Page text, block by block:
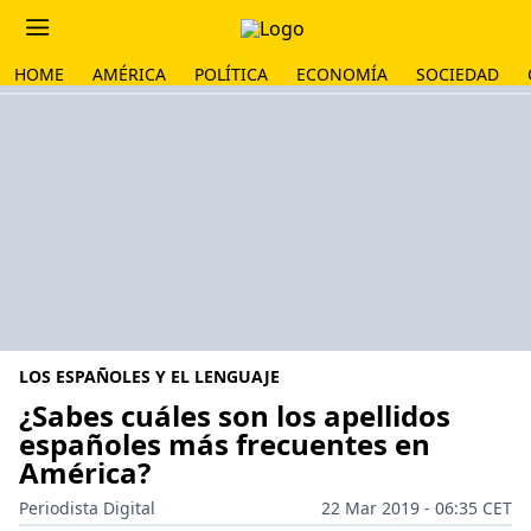
HOME AMÉRICA POLÍTICA ECONOMÍA SOCIEDAD
LOS ESPAÑOLES Y EL LENGUAJE
¿Sabes cuáles son los apellidos
españoles más frecuentes en
América?
Periodista Digital
22 Mar 2019 - 06:35 CET